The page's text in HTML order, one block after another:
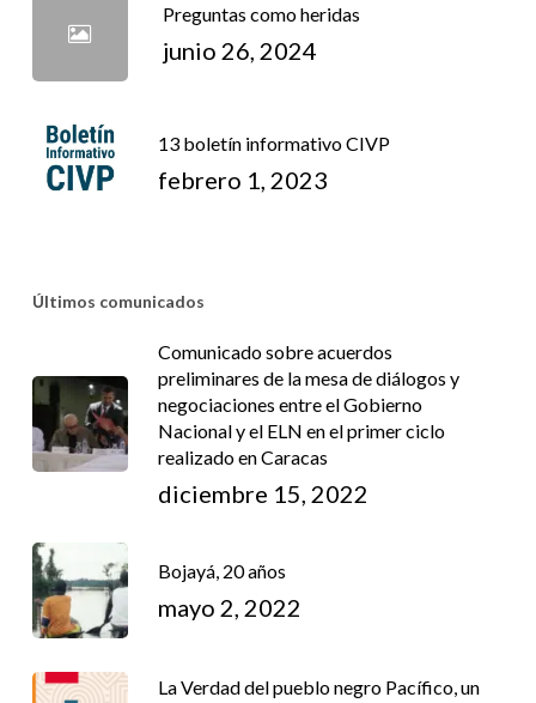
Preguntas como heridas
junio 26, 2024
13 boletín informativo CIVP
febrero 1, 2023
Últimos comunicados
Comunicado sobre acuerdos
preliminares de la mesa de diálogos y
negociaciones entre el Gobierno
Nacional y el ELN en el primer ciclo
realizado en Caracas
diciembre 15, 2022
Bojayá, 20 años
mayo 2, 2022
La Verdad del pueblo negro Pacífico, un